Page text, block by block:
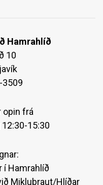
Hamrahlíð
10
3509
opin frá
15:30
í Hamrahlíð
Miklubraut/Hlíðar